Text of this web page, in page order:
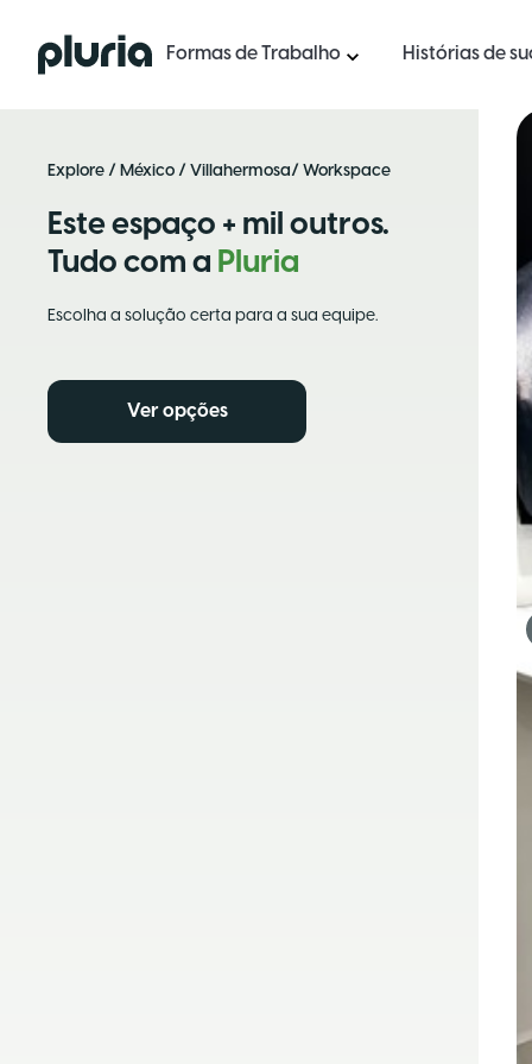
Logo Pluria Formas de Trabalho Histórias de
Explore / México / Villahermosa/ Workspace
Este espaço + mil outros.
Tudo com a Pluria
Escolha a solução certa para a sua equipe.
Ver opções